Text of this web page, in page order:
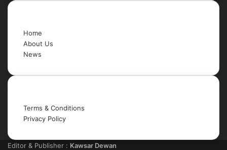
Home
About Us
News
Terms & Conditions
Privacy Policy
Editor & Publisher : Kawsar Dewan